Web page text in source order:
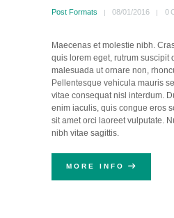
Post Formats 08/01/2016 0
Maecenas et molestie nibh.
quis lorem eget, rutrum suscipit
malesuada ut ornare non,
Pellentesque vehicula mauris
vitae consequat nisl interdum.
enim iaculis, quis congue eros
sit amet orci laoreet vulputate.
nibh vitae sagittis.
MORE INFO